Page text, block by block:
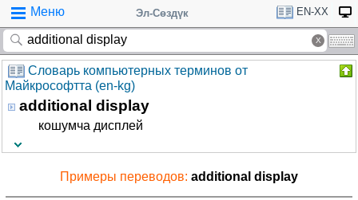
Меню Эл-Сөздүк EN-XX
Словарь компьютерных терминов от
Майкрософтта (en-kg)
additional display
кошумча дисплей
Примеры переводов: additional display